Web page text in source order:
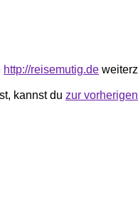
http://reisemutig.de
kannst du zur